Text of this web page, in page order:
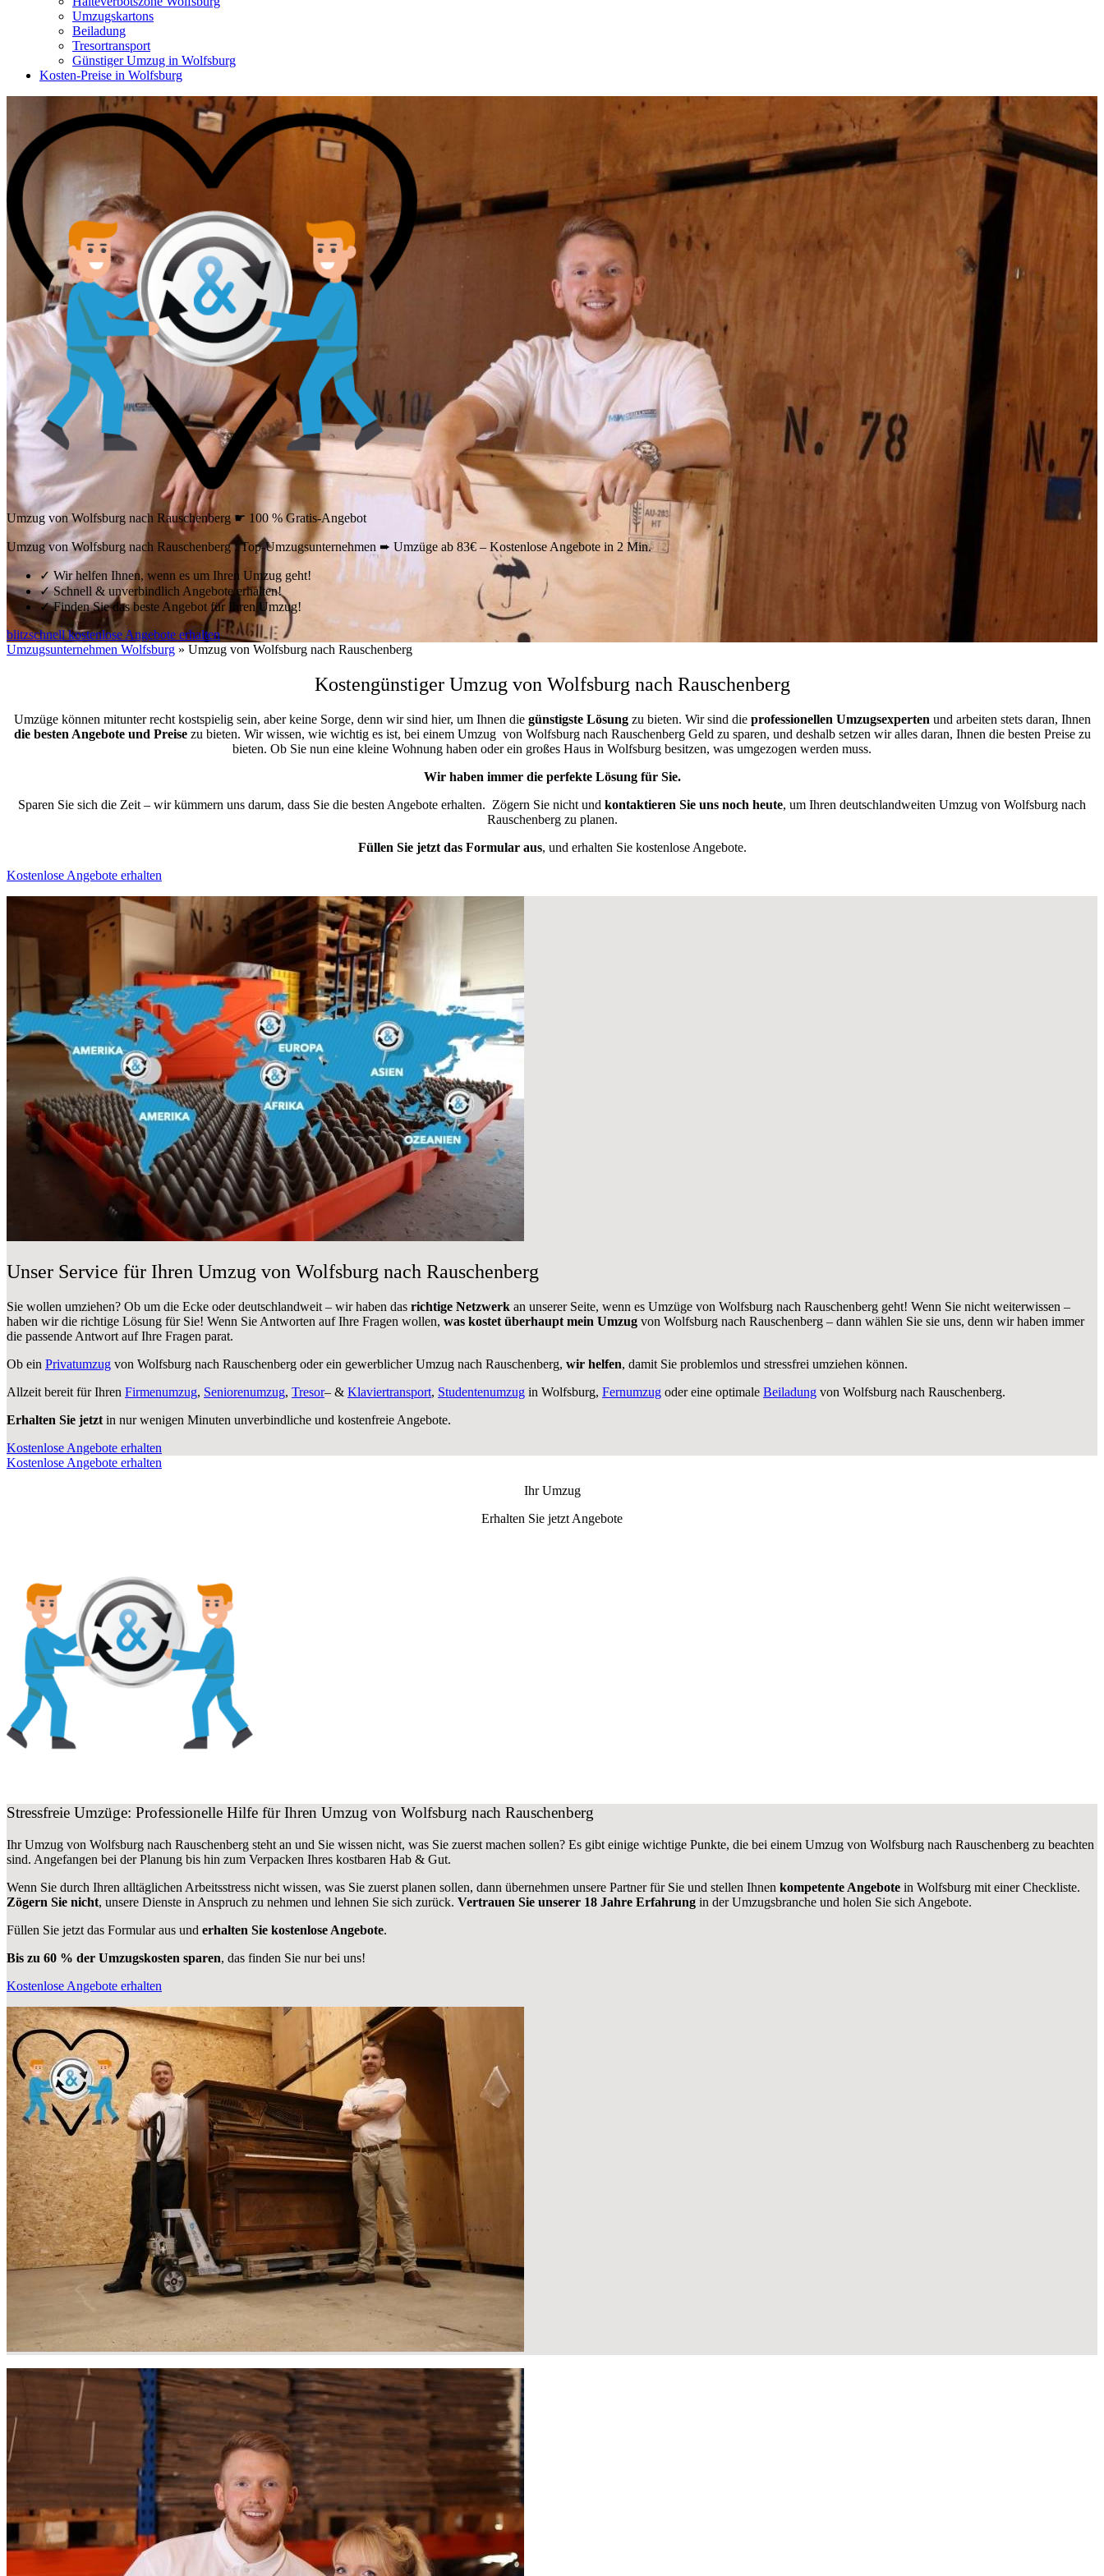
Umzugskartons
Beiladung
Tresortransport
Günstiger Umzug in Wolfsburg
Kosten-Preise in Wolfsburg
Umzug von Wolfsburg nach Rauschenberg ☛ 100 % Gratis-Angebot
Umzug von Wolfsburg nach Rauschenberg : Top-Umzugsunternehmen ➨ Umzüge ab 83€ – Kostenlose Angebote in 2 Min.
✓ Wir helfen Ihnen, wenn es um Ihren Umzug geht!
✓Schnell & unverbindlich Angebote erhalten!
✓Finden Sie das beste Angebot für Ihren Umzug!
blitzschnell kostenlose Angebote erhalten
Umzugsunternehmen Wolfsburg » Umzug von Wolfsburg nach Rauschenberg
Kostengünstiger Umzug von Wolfsburg nach Rauschenberg
Umzüge können mitunter recht kostspielig sein, aber keine Sorge, denn wir sind hier, um Ihnen die günstigste Lösungzu bieten. Wir sind die professionellen Umzugsexperten und arbeiten stets daran, Ihnen
die besten Angebote und Preisezu bieten. Wir wissen, wie wichtig es ist, bei einem Umzug von Wolfsburg nach Rauschenberg Geld zu sparen, und deshalb setzen wir alles daran, Ihnen die besten Preise zu
bieten. Ob Sie nun eine kleine Wohnung haben oder ein großes Haus in Wolfsburg besitzen, was umgezogen werden muss.
Wir haben immer die perfekte Lösung für Sie.
Sparen Sie sich die Zeit – wir kümmern uns darum, dass Sie die besten Angebote erhalten. Zögern Sie nicht und kontaktieren Sie uns noch heute, um Ihren deutschlandweiten Umzug von Wolfsburg nach
Rauschenberg zu planen.
Füllen Sie jetzt das Formular aus, und erhalten Sie kostenlose Angebote.
Kostenlose Angebote erhalten
Unser Service für Ihren Umzug von Wolfsburg nach Rauschenberg
Sie wollen umziehen? Ob um die Ecke oder deutschlandweit – wir haben das richtige Netzwerk an unserer Seite, wenn es Umzüge von Wolfsburg nach Rauschenberg geht! Wenn Sie nicht weiterwissen –
haben wir die richtige Lösung für Sie! Wenn Sie Antworten auf Ihre Fragen wollen, was kostet überhaupt mein Umzug von Wolfsburg nach Rauschenberg – dann wählen Sie sie uns, denn wir haben immer
die passende Antwort auf Ihre Fragen parat.
Ob ein Privatumzug von Wolfsburg nach Rauschenberg oder ein gewerblicher Umzug nach Rauschenberg, wir helfen, damit Sie problemlos und stressfrei umziehen können.
Allzeit bereit für Ihren Firmenumzug, Seniorenumzug, Tresor– & Klaviertransport, Studentenumzug in Wolfsburg, Fernumzug oder eine optimale Beiladung von Wolfsburg nach Rauschenberg.
Erhalten Sie jetzt in nur wenigen Minuten unverbindliche und kostenfreie Angebote.
Kostenlose Angebote erhalten
Kostenlose Angebote erhalten
Ihr Umzug
Erhalten Sie jetzt Angebote
Stressfreie Umzüge: Professionelle Hilfe für Ihren Umzug von Wolfsburg nach Rauschenberg
Ihr Umzug von Wolfsburg nach Rauschenberg steht an und Sie wissen nicht, was Sie zuerst machen sollen? Es gibt einige wichtige Punkte, die bei einem Umzug von Wolfsburg nach Rauschenberg zu beachten
sind. Angefangen bei der Planung bis hin zum Verpacken Ihres kostbaren Hab & Gut.
Wenn Sie durch Ihren alltäglichen Arbeitsstress nicht wissen, was Sie zuerst planen sollen, dann übernehmen unsere Partner für Sie und stellen Ihnen kompetente Angebote in Wolfsburg mit einer Checkliste.
Zögern Sie nicht, unsere Dienste in Anspruch zu nehmen und lehnen Sie sich zurück. Vertrauen Sie unserer 18 Jahre Erfahrung in der Umzugsbranche und holen Sie sich Angebote.
Füllen Sie jetzt das Formular aus und erhalten Sie kostenlose Angebote.
Bis zu 60 % der Umzugskosten sparen, das finden Sie nur bei uns!
Kostenlose Angebote erhalten